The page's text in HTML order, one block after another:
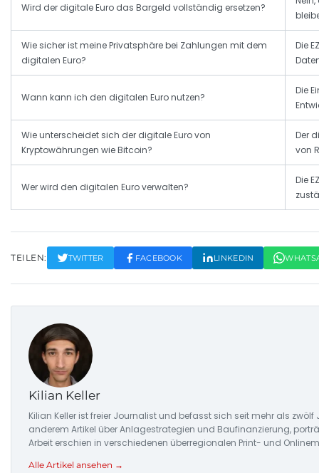
Wird der digitale Euro das Bargeld vollständig ersetzen?
Wie sicher ist meine Privatsphäre bei Zahlungen mit dem
digitalen Euro?
Die
Wann kann ich den digitalen Euro nutzen?
Die
Wie unterscheidet sich der digitale Euro von
Kryptowährungen wie Bitcoin?
Der
von
Wer wird den digitalen Euro verwalten?
Die
TEILEN: TWITTER FACEBOOK LINKEDIN
Kilian Keller
Kilian Keller ist freier Journalist und befasst sich seit mehr als
anderem Artikel über Anlagestrategien und Baufinanzierung,
Arbeit erschien in verschiedenen überregionalen Print- und
Alle Artikel ansehen →